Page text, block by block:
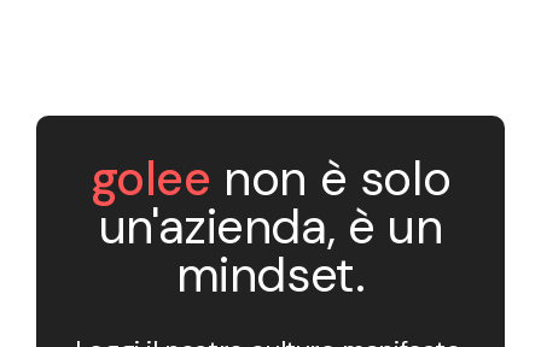
golee non è solo
un'azienda, è un
mindset.